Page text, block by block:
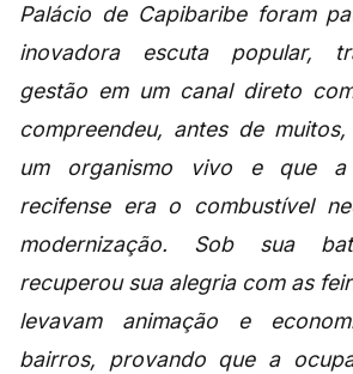
Palácio de Capibaribe foram
inovadora escuta popular,
gestão em um canal direto
compreendeu, antes de
um organismo vivo e que a
recifense era o combustível
modernização. Sob sua
recuperou sua alegria com as
levavam animação e
bairros, provando que a